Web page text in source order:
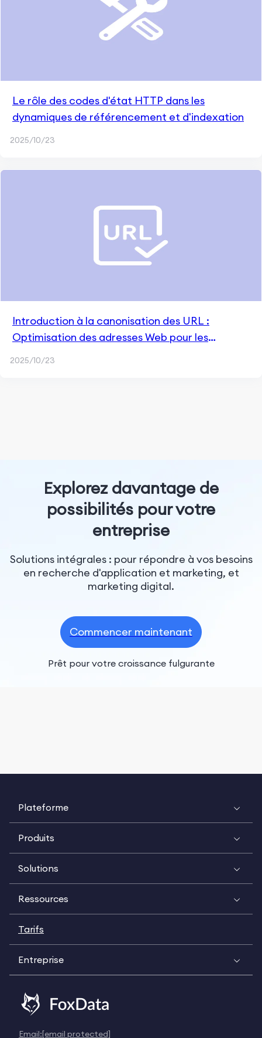
Le rôle des codes d'état HTTP dans les
dynamiques de référencement et d'indexation
2025/10/23
Introduction à la canonisation des URL :
Optimisation des adresses Web pour les
2025/10/23
Explorez davantage de
possibilités pour votre
entreprise
Solutions intégrales : pour répondre à vos besoins
en recherche d'application et marketing, et
marketing digital.
Commencer maintenant
Prêt pour votre croissance fulgurante
Plateforme
Produits
Solutions
Ressources
Tarifs
Entreprise
Email:[email protected]